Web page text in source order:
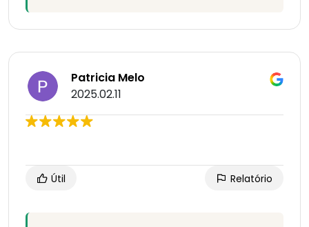
Patricia Melo
2025.02.11
Útil Relatório